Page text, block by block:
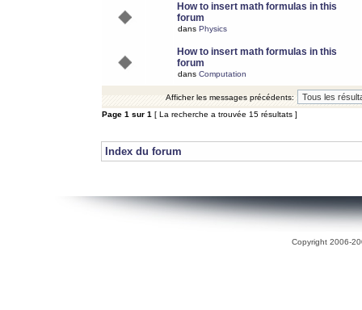
How to insert math formulas in this
forum
dans Physics
How to insert math formulas in this
forum
dans Computation
Afficher les messages précédents:
Page 1 sur 1 [ La recherche a trouvée 15 résultats ]
Index du forum
Copyright 2006-